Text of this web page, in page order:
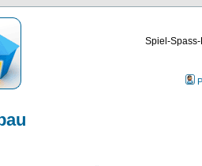
Spiel-